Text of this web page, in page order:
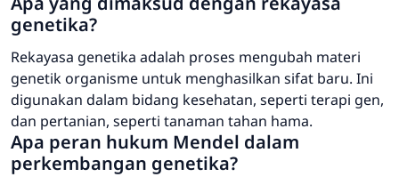
genetika?
Rekayasa genetika adalah proses mengubah materi
genetik organisme untuk menghasilkan sifat baru. Ini
digunakan dalam bidang kesehatan, seperti terapi gen,
dan pertanian, seperti tanaman tahan hama.
Apa peran hukum Mendel dalam
perkembangan genetika?